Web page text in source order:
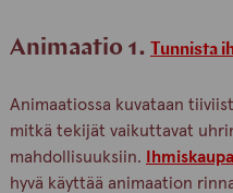
Animaatio 1. Tunnista
Animaatiossa kuvataan
mitkä tekijät vaikuttavat
mahdollisuuksiin.
hyvä käyttää animaation